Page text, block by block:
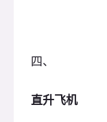
四、
直升飞机